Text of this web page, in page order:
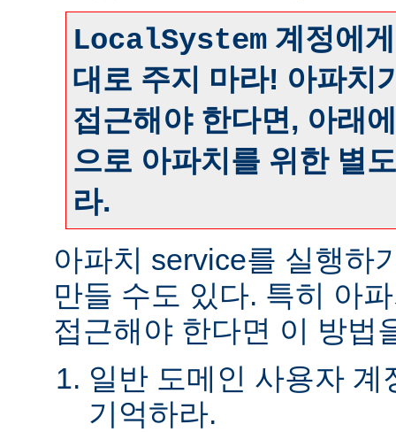
LocalSystem 계정에
대로 주지 마라! 아파치
접근해야 한다면, 아래
으로 아파치를 위한 별
라.
아파치 service를 실행하
만들 수도 있다. 특히 아
접근해야 한다면 이 방법
일반 도메인 사용자
기억하라.